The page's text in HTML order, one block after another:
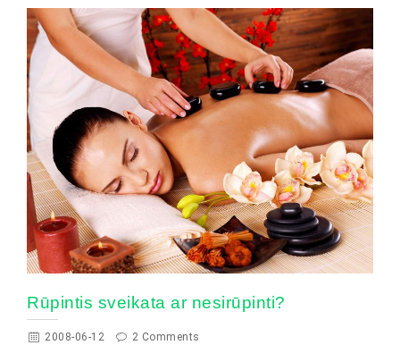
Rūpintis sveikata ar nesirūpinti?
2008-06-12 2 Comments